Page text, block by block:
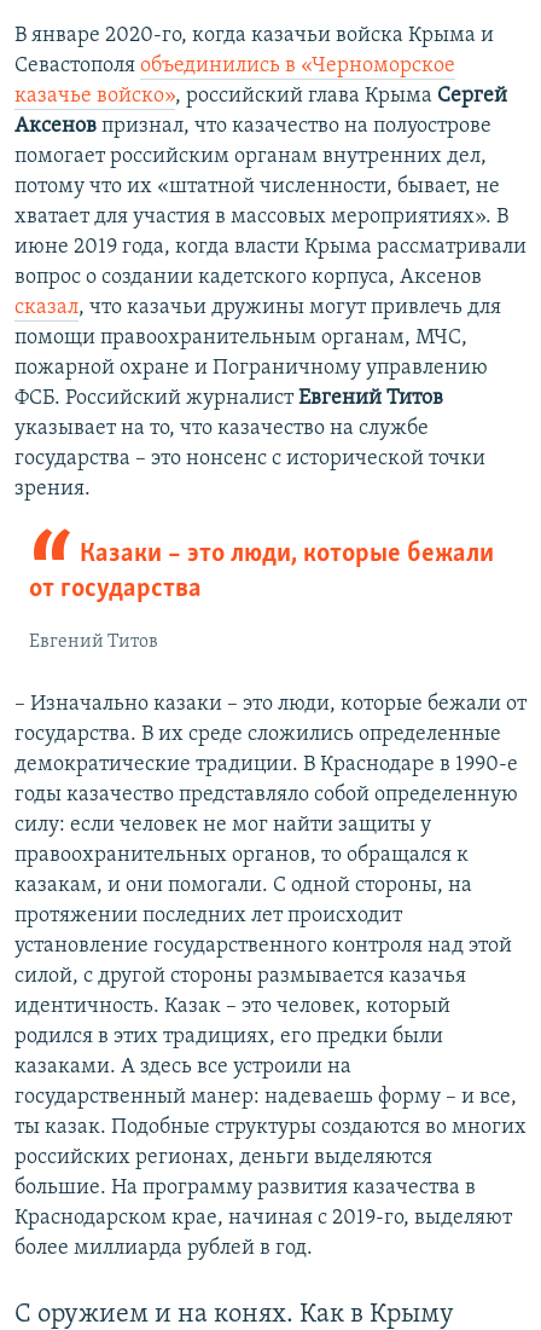
В январе 2020-го, когда казачьи войска Крыма и
Севастополя объединились в «Черноморское
казачье войско», российский глава Крыма Сергей
Аксенов признал, что казачество на полуострове
помогает российским органам внутренних дел,
потому что их «штатной численности, бывает, не
хватает для участия в массовых мероприятиях». В
июне 2019 года, когда власти Крыма рассматривали
вопрос о создании кадетского корпуса, Аксенов
сказал, что казачьи дружины могут привлечь для
помощи правоохранительным органам, МЧС,
пожарной охране и Пограничному управлению
ФСБ. Российский журналистЕвгений Титов
указывает на то, что казачество на службе
государства – это нонсенс с исторической точки
зрения.
Казаки – это люди, которые бежали
от государства
Евгений Титов
– Изначально казаки – это люди, которые бежали от
государства. В их среде сложились определенные
демократические традиции. В Краснодаре в 1990-е
годы казачество представляло собой определенную
силу: если человек не мог найти защиты у
правоохранительных органов, то обращался к
казакам, и они помогали. С одной стороны, на
протяжении последних лет происходит
установление государственного контроля над этой
силой, с другой стороны размывается казачья
идентичность. Казак – это человек, который
родился в этих традициях, его предки были
казаками. А здесь все устроили на
государственный манер: надеваешь форму – и все,
ты казак. Подобные структуры создаются во многих
российских регионах, деньги выделяются
большие. На программу развития казачества в
Краснодарском крае, начиная с 2019-го, выделяют
более миллиарда рублей в год.
С оружием и на конях. Как в Крыму